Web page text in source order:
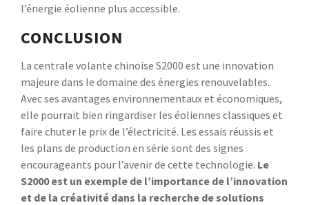
l’énergie éolienne plus accessible.
CONCLUSION
La centrale volante chinoise S2000 est une innovation
majeure dans le domaine des énergies renouvelables.
Avec ses avantages environnementaux et économiques,
elle pourrait bien ringardiser les éoliennes classiques et
faire chuter le prix de l’électricité. Les essais réussis et
les plans de production en série sont des signes
encourageants pour l’avenir de cette technologie. Le
S2000 est un exemple de l’importance de l’innovation
et de la créativité dans la recherche de solutions